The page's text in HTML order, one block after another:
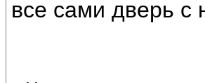
все сами дверь с